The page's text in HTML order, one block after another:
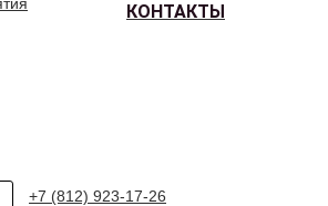
КОНТАКТЫ
+7 (812) 923-17-26